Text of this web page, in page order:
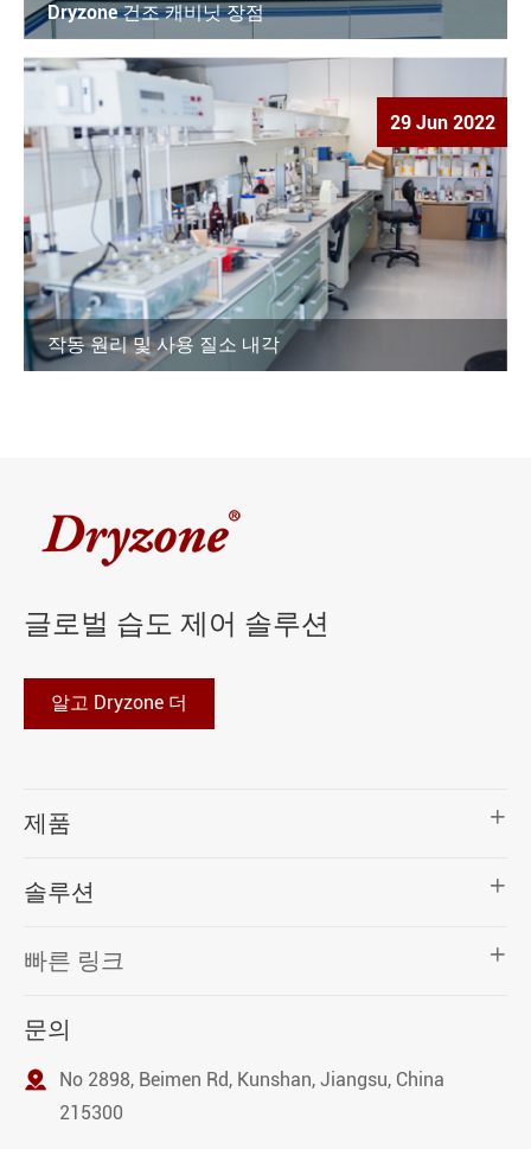
Dryzone 건조 캐비닛 장점
29 Jun 2022
작동 원리 및 사용 질소 내각
글로벌 습도 제어 솔루션
알고 Dryzone 더
제품 
솔루션 
빠른 링크 
문의

No 2898, Beimen Rd, Kunshan, Jiangsu, China
215300